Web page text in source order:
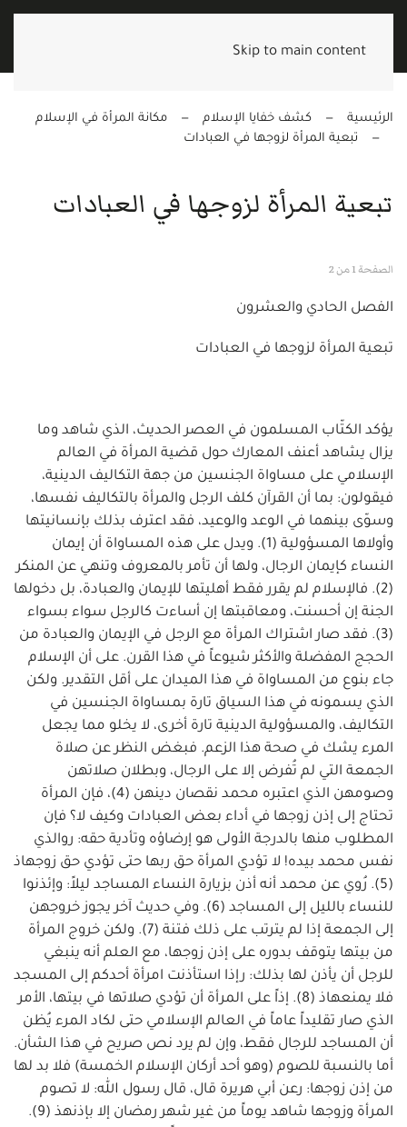
Skip to main content
الرئيسية كشف خفايا الإسلام
مكانة المرأة في الإسلام
تبعية المرأة لزوجها في العبادات
تبعية المرأة لزوجها في العبادات
الصفحة 1 من 2
الفصل الحادي والعشرون
تبعية المرأة لزوجها في العبادات
يؤكد الكتّاب المسلمون في العصر الحديث، الذي شاهد وما
يزال يشاهد أعنف المعارك حول قضية المرأة في العالم
الإسلامي على مساواة الجنسين من جهة التكاليف الدينية،
فيقولون: بما أن القرآن كلف الرجل والمرأة بالتكاليف نفسها،
وسوّى بينهما في الوعد والوعيد، فقد اعترف بذلك بإنسانيتها
وأولاها المسؤولية (1). ويدل على هذه المساواة أن إيمان
النساء كإيمان الرجال، ولها أن تأمر بالمعروف وتنهي عن المنكر
(2). فالإسلام لم يقرر فقط أهليتها للإيمان والعبادة، بل دخولها
الجنة إن أحسنت، ومعاقبتها إن أساءت كالرجل سواء بسواء
(3). فقد صار اشتراك المرأة مع الرجل في الإيمان والعبادة من
الحجج المفضلة والأكثر شيوعاً في هذا القرن. على أن الإسلام
جاء بنوع من المساواة في هذا الميدان على أقل التقدير. ولكن
الذي يسمونه في هذا السياق تارة بمساواة الجنسين في
التكاليف، والمسؤولية الدينية تارة أخرى، لا يخلو مما يجعل
المرء يشك في صحة هذا الزعم. فبغض النظر عن صلاة
الجمعة التي لم تُفرض إلا على الرجال، وبطلان صلاتهن
وصومهن الذي اعتبره محمد نقصان دينهن (4)، فإن المرأة
تحتاج إلى إذن زوجها في أداء بعض العبادات وكيف لا؟ فإن
المطلوب منها بالدرجة الأولى هو إرضاؤه وتأدية حقه: روالذي
نفس محمد بيده! لا تؤدي المرأة حق ربها حتى تؤدي حق زوجهاذ
(5). رُوي عن محمد أنه أذن بزيارة النساء المساجد ليلاً: وإئذنوا
للنساء بالليل إلى المساجد (6). وفي حديث آخر يجوز خروجهن
إلى الجمعة إذا لم يترتب على ذلك فتنة (7). ولكن خروج المرأة
من بيتها يتوقف بدوره على إذن زوجها، مع العلم أنه ينبغي
للرجل أن يأذن لها بذلك: رإذا استأذنت امرأة أحدكم إلى المسجد
فلا يمنعهاذ (8). إذاً على المرأة أن تؤدي صلاتها في بيتها، الأمر
الذي صار تقليداً عاماً في العالم الإسلامي حتى لكاد المرء يُظن
أن المساجد للرجال فقط، وإن لم يرد نص صريح في هذا الشأن.
أما بالنسبة للصوم (وهو أحد أركان الإسلام الخمسة) فلا بد لها
من إذن زوجها: رعن أبي هريرة قال، قال رسول الله: لا تصوم
المرأة وزوجها شاهد يوماً من غير شهر رمضان إلا بإذنهذ (9).